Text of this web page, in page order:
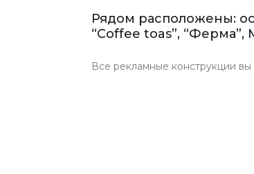
Рядом расположены:
“Coffee toas”,
Все рекламные конструкции